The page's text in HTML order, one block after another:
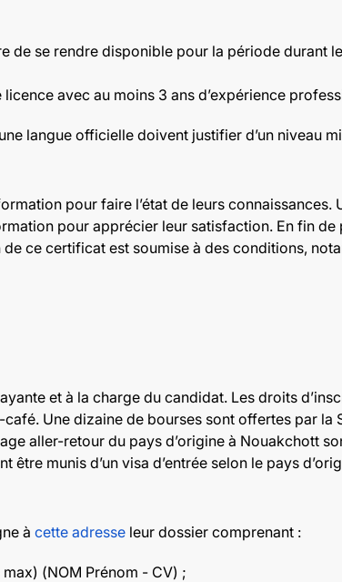
de se rendre disponible pour la période durant
licence avec au moins 3 ans d’expérience
langue officielle doivent justifier d’un niveau
pour faire l’état de leurs
pour apprécier leur satisfaction. En fin
ce certificat est soumise à des conditions,
et à la charge du candidat. Les droits
Une dizaine de bourses sont offertes par la
aller-retour du pays d’origine à Nouakchott
munis d’un visa d’entrée selon le pays
à cette adresse leur dossier comprenant :
(NOM Prénom - CV) ;